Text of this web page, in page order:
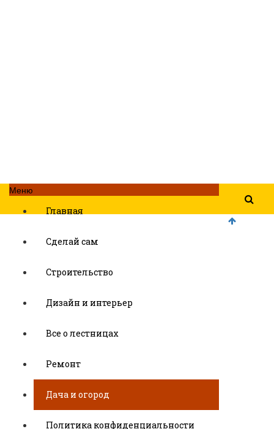
Меню
Главная
Сделай сам
Строительство
Дизайн и интерьер
Все о лестницах
Ремонт
Дача и огород
Политика конфиденциальности